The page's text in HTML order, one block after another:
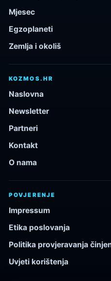
Mjesec
Egzoplaneti
Zemlja i okoliš
KOZMOS.HR
Naslovna
Newsletter
Partneri
Kontakt
O nama
POVJERENJE
Impressum
Etika poslovanja
Politika provjeravanja
Uvjeti korištenja